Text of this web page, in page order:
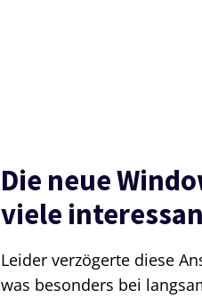
Die neue
viele
Leider verzögerte diese
was besonders bei